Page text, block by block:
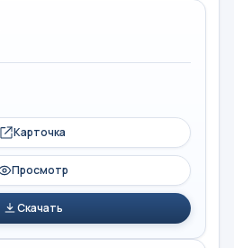
Карточка
Просмотр
Скачать